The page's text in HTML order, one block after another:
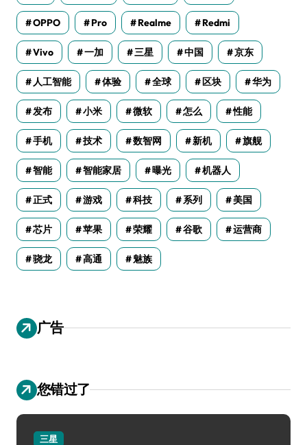
OPPO Pro Realme Redmi
Vivo 一加 三星 中国 京东
人工智能 体验 全球 区块 华为
发布 小米 微软 怎么 性能
手机 技术 数智网 新机 旗舰
智能 智能家居 曝光 机器人
正式 游戏 科技 系列 美国
芯片 苹果 荣耀 谷歌 运营商
骁龙 高通 魅族
广告
您错过了
三星